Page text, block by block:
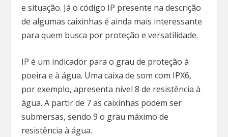
e situação. Já o código IP presente na descrição
de algumas caixinhas é ainda mais interessante
para quem busca por proteção e versatilidade.
IP é um indicador para o grau de proteção à
poeira e à água. Uma caixa de som com IPX6,
por exemplo, apresenta nível 8 de resistência à
água. A partir de 7 as caixinhas podem ser
submersas, sendo 9 o grau máximo de
resistência à água.